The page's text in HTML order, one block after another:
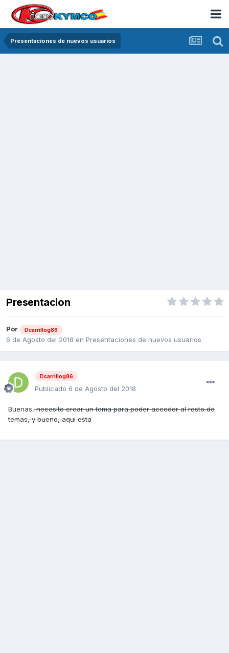
Presentaciones de nuevos usuarios
Presentacion
Por Dcarrillog86
6 de Agosto del 2018 en Presentaciones de nuevos usuarios
Dcarrillog86
Publicado 6 de Agosto del 2018
Buenas,necesito crear un tema para poder acceder al resto de
temas, y bueno, aqui esta